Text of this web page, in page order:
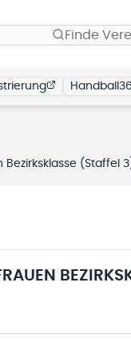
Finde
(Staffel